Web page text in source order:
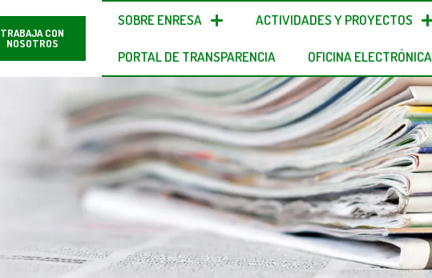
TRABAJA CON
NOSOTROS
SOBRE ENRESA ACTIVIDADES Y PROYECTOS
PORTAL DE TRANSPARENCIA OFICINA ELECTRÓNICA